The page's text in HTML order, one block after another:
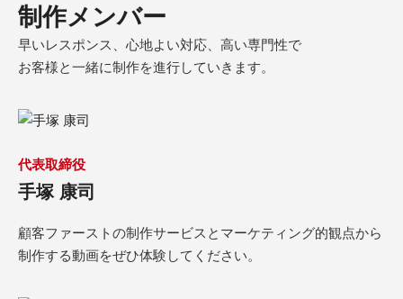
制作メンバー
早いレスポンス、心地よい対応、高い専門性で
お客様と一緒に制作を進行していきます。
代表取締役
手塚 康司
顧客ファーストの制作サービスとマーケティング的観点から
制作する動画をぜひ体験してください。